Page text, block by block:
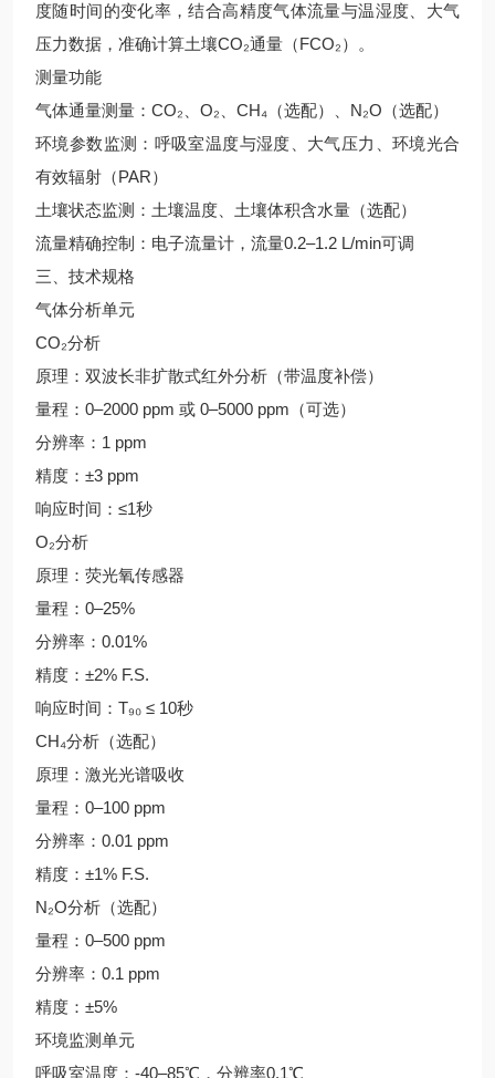
度随时间的变化率，结合高精度气体流量与温湿度、大气
压力数据，准确计算土壤CO₂通量（FCO₂）。
测量功能
气体通量测量：CO₂、O₂、CH₄（选配）、N₂O（选配）
环境参数监测：呼吸室温度与湿度、大气压力、环境光合
有效辐射（PAR）
土壤状态监测：土壤温度、土壤体积含水量（选配）
流量精确控制：电子流量计，流量0.2–1.2 L/min可调
三、技术规格
气体分析单元
CO₂分析
原理：双波长非扩散式红外分析（带温度补偿）
量程：0–2000 ppm 或 0–5000 ppm（可选）
分辨率：1 ppm
精度：±3 ppm
响应时间：≤1秒
O₂分析
原理：荧光氧传感器
量程：0–25%
分辨率：0.01%
精度：±2% F.S.
响应时间：T₉₀ ≤ 10秒
CH₄分析（选配）
原理：激光光谱吸收
量程：0–100 ppm
分辨率：0.01 ppm
精度：±1% F.S.
N₂O分析（选配）
量程：0–500 ppm
分辨率：0.1 ppm
精度：±5%
环境监测单元
呼吸室温度：-40–85℃，分辨率0.1℃